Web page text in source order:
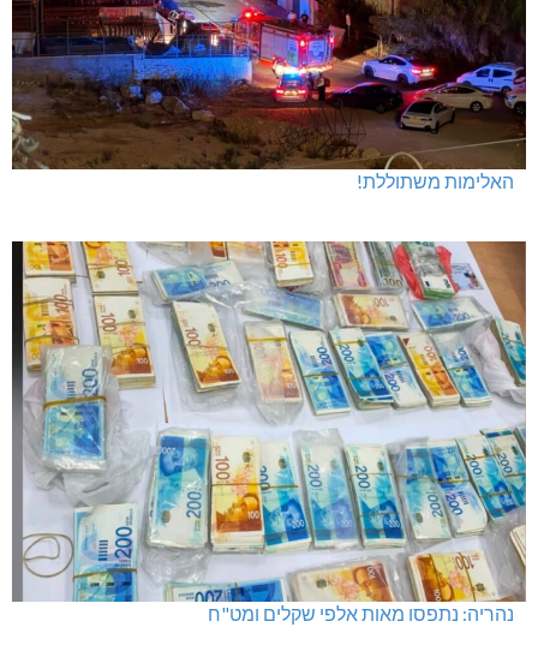
האלימות משתוללת!
נהריה: נתפסו מאות אלפי שקלים ומט"ח